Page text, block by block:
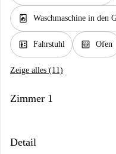
local_laundry_service Waschmaschine in den
elevator Fahrstuhl oven_gen Ofen
Zeige alles (11)
Zimmer 1
Detail